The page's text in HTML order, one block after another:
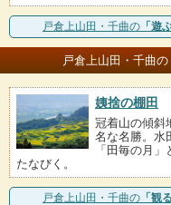
戸倉上山田・千曲の 「遊
戸倉上山田・千曲の
姨捨の棚田
冠着山の傾斜
名な名勝。水
「田毎の月
たなびく。
戸倉上山田・千曲の 「観